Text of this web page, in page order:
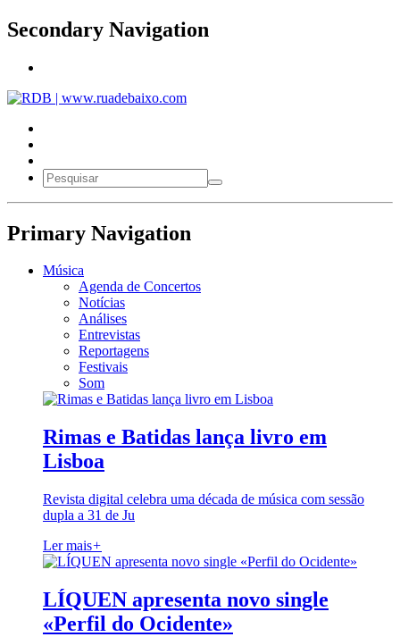
Secondary Navigation
Primary Navigation
Música
Agenda de Concertos
Notícias
Análises
Entrevistas
Reportagens
Festivais
Som
Rimas e Batidas lança livro em
Lisboa
Revista digital celebra uma década de música com sessão
dupla a 31 de Ju
Ler mais+
LÍQUEN apresenta novo single
«Perfil do Ocidente»